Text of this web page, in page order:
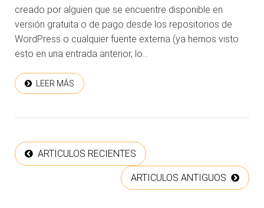
creado por alguien que se encuentre disponible en
versión gratuita o de pago desde los repositorios de
WordPress o cualquier fuente externa (ya hemos visto
esto en una entrada anterior, lo...
LEER MÁS
ARTICULOS RECIENTES
ARTICULOS ANTIGUOS